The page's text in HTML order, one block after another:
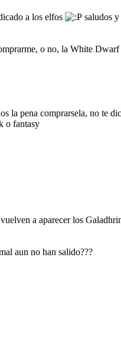
a los elfos
saludos
o no, la White Dwarf
la pena comprarsela, no te
o fantasy
a aparecer los
aun no han salido???